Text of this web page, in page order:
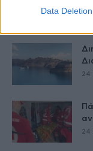
Data Deletion
24
24